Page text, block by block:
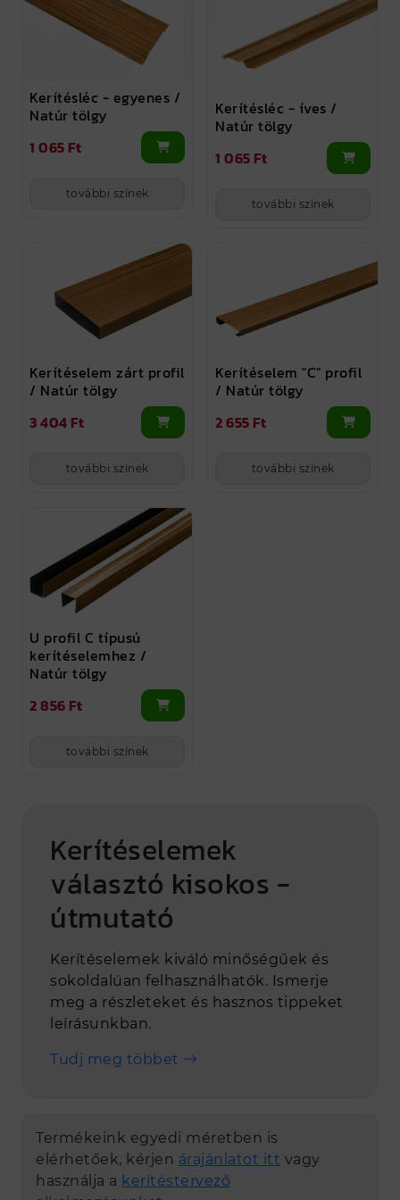
Kerítésléc - egyenes /
Natúr tölgy
1 065 Ft
további színek
Kerítésléc - íves /
Natúr tölgy
1 065 Ft
további színek
Kerítéselem zárt profil
/ Natúr tölgy
3 404 Ft
további színek
Kerítéselem "C" profil
/ Natúr tölgy
2 655 Ft
további színek
U profil C típusú
kerítéselemhez /
Natúr tölgy
2 856 Ft
további színek
Kerítéselemek
választó kisokos -
útmutató
Kerítéselemek kiváló minőségűek és
sokoldalúan felhasználhatók. Ismerje
meg a részleteket és hasznos tippeket
leírásunkban.
Tudj meg többet
Termékeink egyedi méretben is
elérhetőek, kérjen árajánlatot itt vagy
használja a kerítéstervező